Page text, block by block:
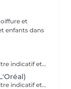
et
enfants dans
Les prix affichés sur Salonkee sont donnés à titre indicatif et représentent les tarifs de base. Ceux-ci peuvent varier en fonction du diagnostic effectué lors de votre arrivée au salon et de l'expertise du professionnel à qui vous confiez vos soins de beauté. Dans tout les cas, un devis détaillé vous sera proposé et toute prestation sera réalisée avec votre accord.
Les prix affichés sur Salonkee sont donnés à titre indicatif et représentent les tarifs de base. Ceux-ci peuvent varier en fonction du diagnostic effectué lors de votre arrivée au salon et de l'expertise du professionnel à qui vous confiez vos soins de beauté. Dans tout les cas, un devis détaillé vous sera proposé et toute prestation sera réalisée avec votre accord.